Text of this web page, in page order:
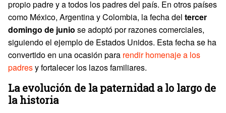
propio padre y a todos los padres del país. En otros países
como México, Argentina y Colombia, la fecha del tercer
domingo de junio se adoptó por razones comerciales,
siguiendo el ejemplo de Estados Unidos. Esta fecha se ha
convertido en una ocasión para rendir homenaje a los
padresy fortalecer los lazos familiares.
La evolución de la paternidad a lo largo de
la historia